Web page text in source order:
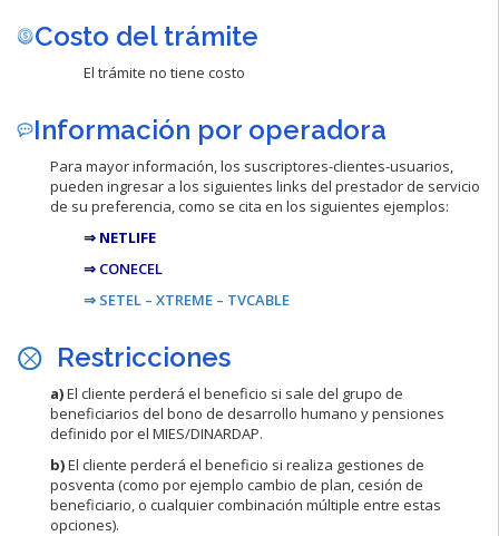
Costo del trámite
El trámite no tiene costo
Información por operadora
Para mayor información, los suscriptores-clientes-usuarios,
pueden ingresar a los siguientes links del prestador de servicio
de su preferencia, como se cita en los siguientes ejemplos:
⇒ NETLIFE
⇒ CONECEL
⇒ SETEL – XTREME – TVCABLE
Restricciones
a)El cliente perderá el beneficio si sale del grupo de
beneficiarios del bono de desarrollo humano y pensiones
definido por el MIES/DINARDAP.
b)El cliente perderá el beneficio si realiza gestiones de
posventa (como por ejemplo cambio de plan, cesión de
beneficiario, o cualquier combinación múltiple entre estas
opciones).